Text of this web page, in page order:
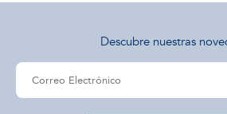
Descubre nuestras